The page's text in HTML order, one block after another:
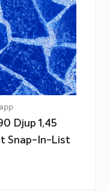
Djup 1,45
Mönstrad Hörntrapp Plåt Snap-In-List